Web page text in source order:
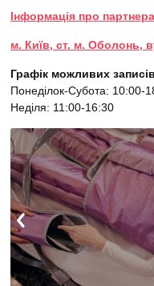
Інформація про партнера
м. Київ, ст. м. Оболонь,
Графік можливих
Понеділок-Субота: 10:00-
Неділя: 11:00-16:30